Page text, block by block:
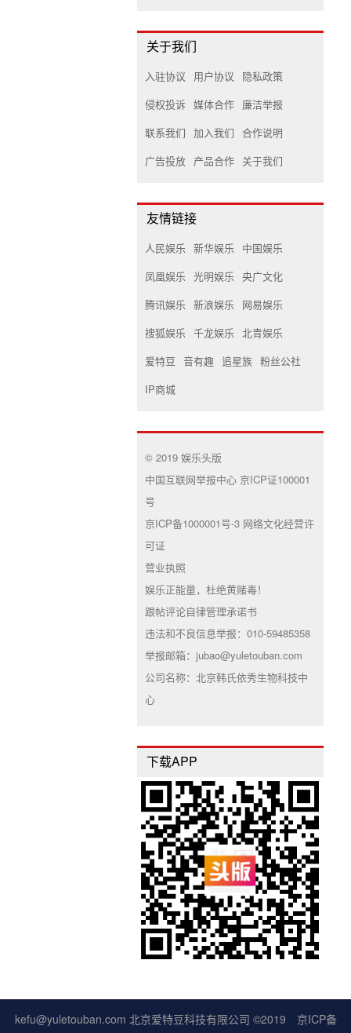
关于我们
入驻协议 用户协议
隐私政策
侵权投诉 媒体合作 廉洁举报
联系我们 加入我们 合作说明
广告投放 产品合作 关于我们
友情链接
人民娱乐 新华娱乐
中国娱乐
凤凰娱乐 光明娱乐 央广文化
腾讯娱乐 新浪娱乐
网易娱乐
搜狐娱乐 千龙娱乐 北青娱乐
爱特豆 音有趣 追星族 粉丝公社
IP商城
© 2019 娱乐头版
中国互联网举报中心 京ICP证100001
号
京ICP备1000001号-3 网络文化经营许
可证
营业执照
娱乐正能量，杜绝黄赌毒！
跟帖评论自律管理承诺书
违法和不良信息举报：010-59485358
举报邮箱：jubao@yuletouban.com
公司名称：北京韩氏依秀生物科技中
心
下载APP
kefu@yuletouban.com 北京爱特豆科技有限公司 ©2019 京ICP备